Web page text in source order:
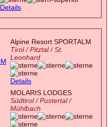
Details
Alpine Resort SPORTALM
Tirol / Pitztal / St.
Leonhard
Details
MOLARIS LODGES
Südtirol / Pustertal /
Mühlbach